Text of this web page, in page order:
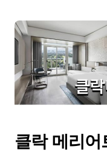
클락 메리